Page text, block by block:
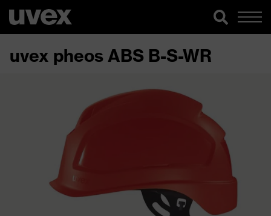
uvex pheos ABS B-S-WR